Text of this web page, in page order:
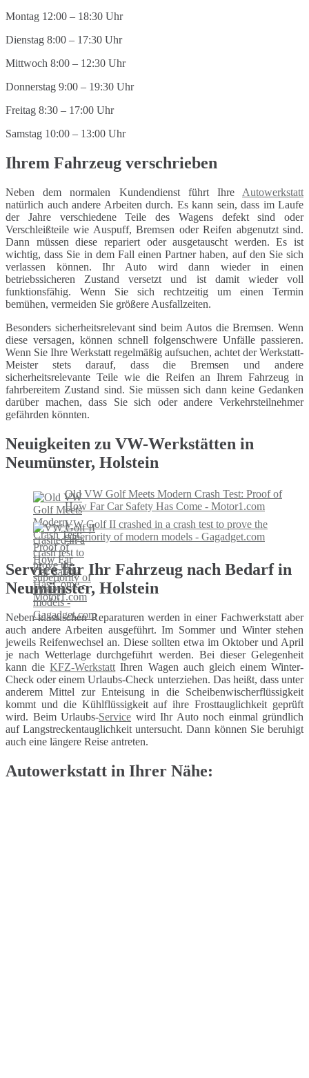
Montag 12:00 – 18:30 Uhr
Dienstag 8:00 – 17:30 Uhr
Mittwoch 8:00 – 12:30 Uhr
Donnerstag 9:00 – 19:30 Uhr
Freitag 8:30 – 17:00 Uhr
Samstag 10:00 – 13:00 Uhr
Ihrem Fahrzeug verschrieben
Neben dem normalen Kundendienst führt Ihre Autowerkstatt
natürlich auch andere Arbeiten durch. Es kann sein, dass im Laufe
der Jahre verschiedene Teile des Wagens defekt sind oder
Verschleißteile wie Auspuff, Bremsen oder Reifen abgenutzt sind.
Dann müssen diese repariert oder ausgetauscht werden. Es ist
wichtig, dass Sie in dem Fall einen Partner haben, auf den Sie sich
verlassen können. Ihr Auto wird dann wieder in einen
betriebssicheren Zustand versetzt und ist damit wieder voll
funktionsfähig. Wenn Sie sich rechtzeitig um einen Termin
bemühen, vermeiden Sie größere Ausfallzeiten.
Besonders sicherheitsrelevant sind beim Autos die Bremsen. Wenn
diese versagen, können schnell folgenschwere Unfälle passieren.
Wenn Sie Ihre Werkstatt regelmäßig aufsuchen, achtet der Werkstatt-
Meister stets darauf, dass die Bremsen und andere
sicherheitsrelevante Teile wie die Reifen an Ihrem Fahrzeug in
fahrbereitem Zustand sind. Sie müssen sich dann keine Gedanken
darüber machen, dass Sie sich oder andere Verkehrsteilnehmer
gefährden könnten.
Neuigkeiten zu VW-Werkstätten in
Neumünster, Holstein
Old VW Golf Meets Modern Crash Test: Proof of
How Far Car Safety Has Come - Motor1.com
VW Golf II crashed in a crash test to prove the
superiority of modern models - Gagadget.com
Service für Ihr Fahrzeug nach Bedarf in
Neumünster, Holstein
Neben klassischen Reparaturen werden in einer Fachwerkstatt aber
auch andere Arbeiten ausgeführt. Im Sommer und Winter stehen
jeweils Reifenwechsel an. Diese sollten etwa im Oktober und April
je nach Wetterlage durchgeführt werden. Bei dieser Gelegenheit
kann dieKFZ-Werkstatt Ihren Wagen auch gleich einem Winter-
Check oder einem Urlaubs-Check unterziehen. Das heißt, dass unter
anderem Mittel zur Enteisung in die Scheibenwischerflüssigkeit
kommt und die Kühlflüssigkeit auf ihre Frosttauglichkeit geprüft
wird. Beim Urlaubs-Service wird Ihr Auto noch einmal gründlich
auf Langstreckentauglichkeit untersucht. Dann können Sie beruhigt
auch eine längere Reise antreten.
Autowerkstatt in Ihrer Nähe: